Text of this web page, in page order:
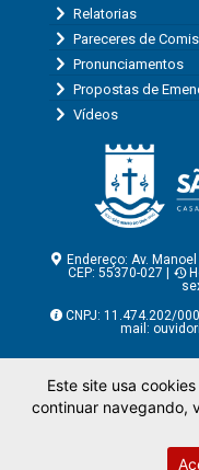
Relatorias
Pareceres de
Pronunciamentos
Propostas de
Vídeos
Endereço: Av.
CEP: 55370-027 |
CNPJ: 11.474.202/
mail:
de
Página desenvolvida
Este site usa
continuar navegando,